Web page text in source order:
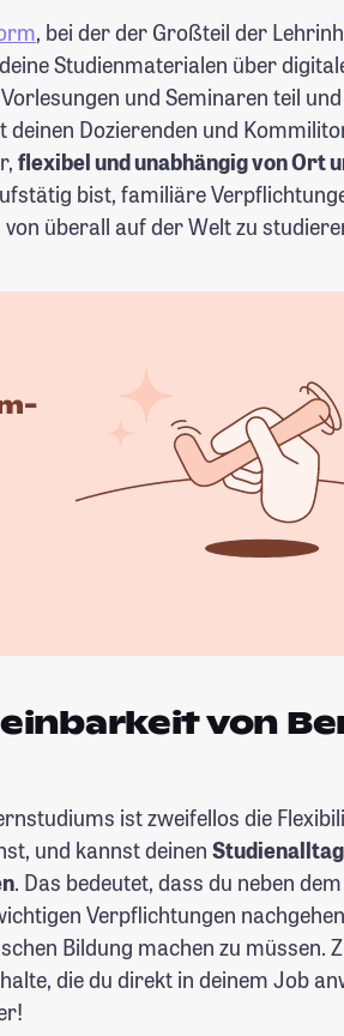
, bei der der Großteil der
Studienmaterialen über
und Seminaren teil
Dozierenden und
flexibel und unabhängig von Ort
bist, familiäre
überall auf der Welt zu
von
ist zweifellos die
und kannst deinen
. Das bedeutet, dass du neben
Verpflichtungen
Bildung machen zu müssen.
die du direkt in deinem Job